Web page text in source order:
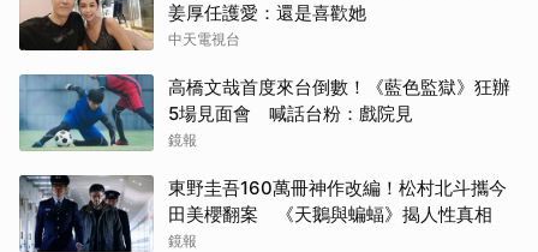
姜厚任護愛：還是喜歡她
中天電視台
高橋文哉首度來台倒數！《藍色監獄》狂辦
5場見面會 喊話台粉：戲院見
鏡報
東野圭吾160萬冊神作改編！松村北斗攜今
田美櫻翻案 《天鵝與蝙蝠》揭人性真相
鏡報